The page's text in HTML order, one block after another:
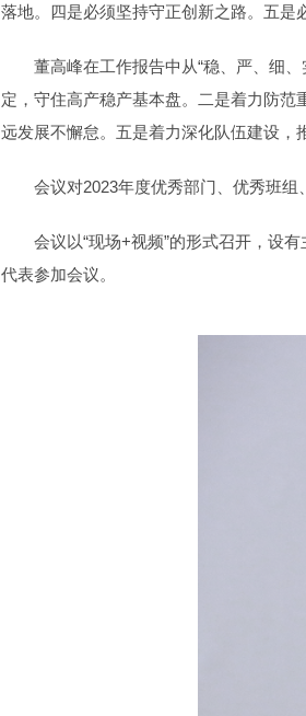
落地。四是必须坚持守正创新之路。五是
董高峰在工作报告中从“稳、严、细
定，守住高产稳产基本盘。二是着力防
远发展不懈怠。五是着力深化队伍建设，
会议对2023年度优秀部门、优秀班组
会议以“现场+视频”的形式召开，设
代表参加会议。